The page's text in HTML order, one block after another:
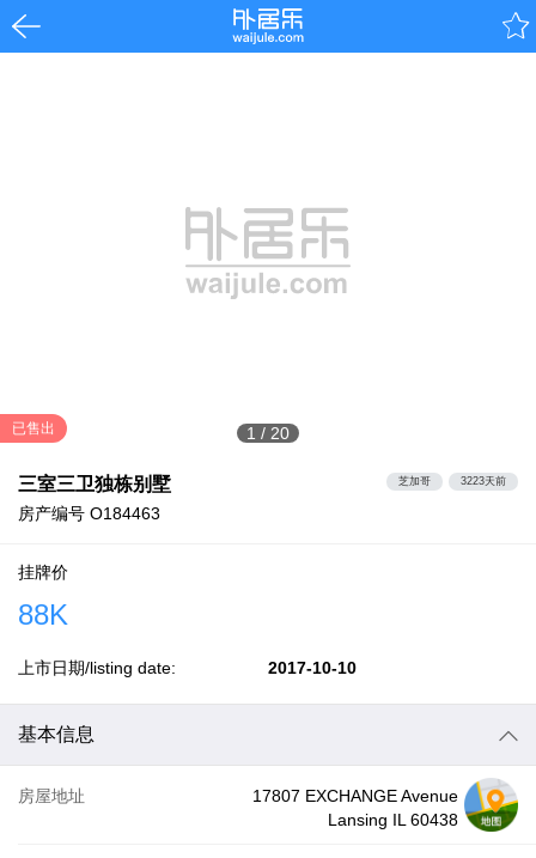
1 / 20
已售出
三室三卫独栋别墅
房产编号 O184463
芝加哥 3223天前
挂牌价
88K
上市日期/listing date: 2017-10-10
基本信息
房屋地址
17807 EXCHANGE Avenue
Lansing IL 60438